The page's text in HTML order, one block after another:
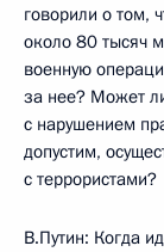
говорили о том,
около 80 тысяч
военную
за нее? Может
с нарушением
допустим,
с террористами?
В.Путин: Когда